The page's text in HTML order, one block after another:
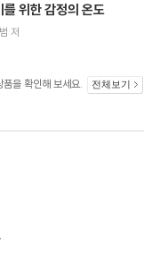
를 위한 감정의 온도
저
을 확인해 보세요. 전체보기